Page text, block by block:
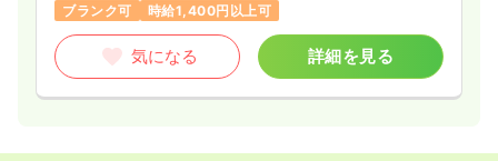
ブランク可
時給1,400円以上可
気になる 詳細を見る